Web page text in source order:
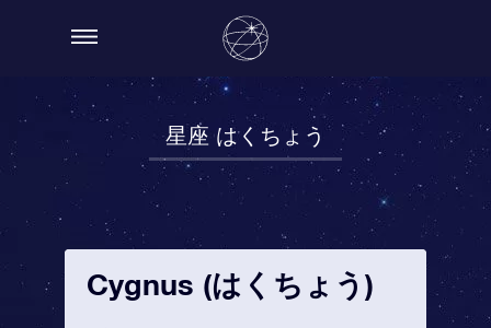
星座 はくちょう
Cygnus (はくちょう)